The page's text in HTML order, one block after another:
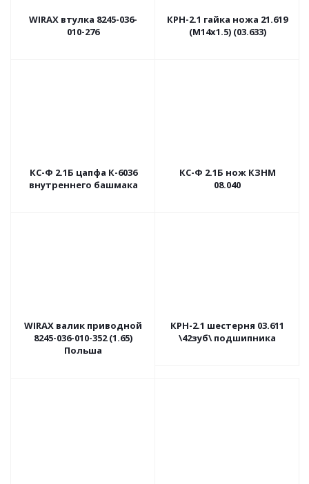
WIRAX втулка 8245-036-
010-276
КРН-2.1 гайка ножа 21.619
(М14х1.5) (03.633)
КС-Ф 2.1Б цапфа К-6036
внутреннего башмака
КС-Ф 2.1Б нож КЗНМ
08.040
WIRAX валик приводной
8245-036-010-352 (1.65)
Польша
КРН-2.1 шестерня 03.611
\42зуб\ подшипника